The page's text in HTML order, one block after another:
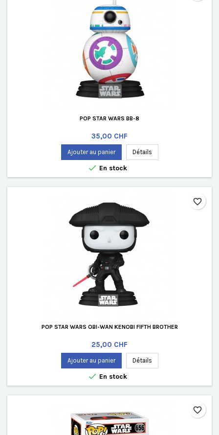
POP STAR WARS BB-8
Prix
35,00 CHF
Ajouter au panier Détails
 En stock
POP STAR WARS OBI-WAN KENOBI FIFTH BROTHER
Prix
25,00 CHF
Ajouter au panier Détails
 En stock
favorite_border
favorite_border